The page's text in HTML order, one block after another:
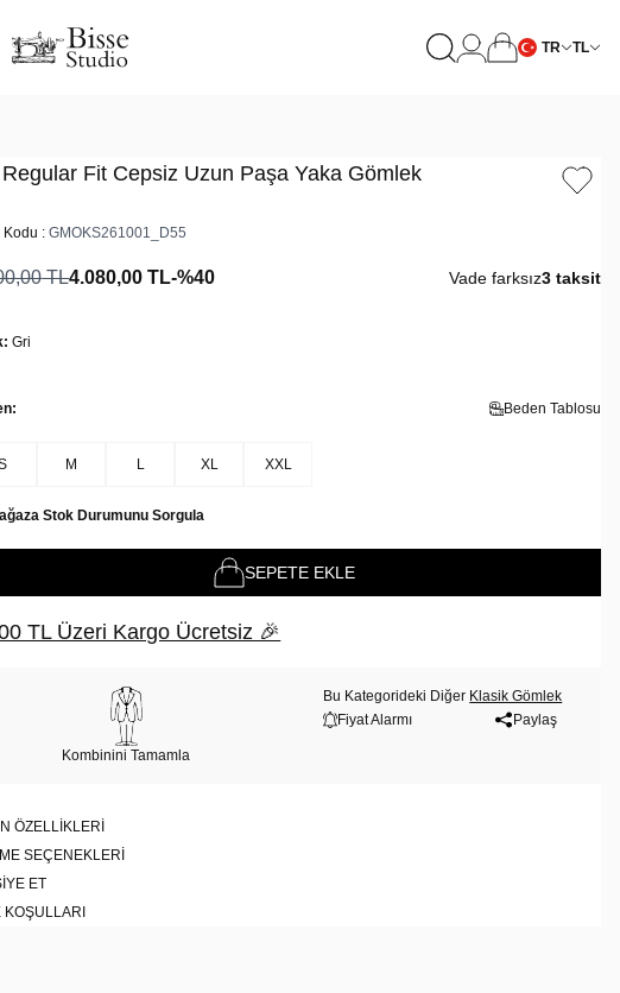
TR TL
Fit Cepsiz Uzun Paşa Yaka Gömlek
Kodu :GMOKS261001_D55
TL4.080,00 TL-%40 Vade farksız3 taksit
Gri
Beden Tablosu
M L XL XXL
Stok Durumunu Sorgula
SEPETE EKLE
TL Üzeri Kargo Ücretsiz 🎉
Kombinini Tamamla
Bu Kategorideki Diğer Klasik Gömlek
Fiyat Alarmı
Paylaş
ÖZELLIKLERI
SEÇENEKLERI
ET
KOŞULLARI